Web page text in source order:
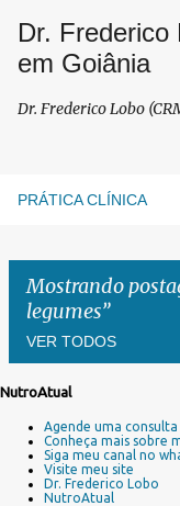
Dr. Frederico
em Goiânia
Dr. Frederico Lobo
PRÁTICA CLÍNICA
Mostrando
legumes
VER TODOS
NutroAtual
Agende uma consulta
Conheça mais sobre
Siga meu canal no
Visite meu site
Dr. Frederico Lobo
NutroAtual